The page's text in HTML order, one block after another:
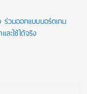
วมออกแบบบอร์ดเกม
ละใช้ได้จริง